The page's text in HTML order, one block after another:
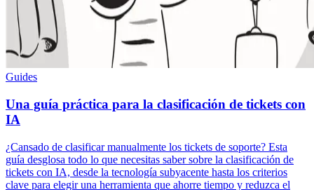
Guides
Una guía práctica para la clasificación de tickets con
IA
¿Cansado de clasificar manualmente los tickets de soporte? Esta
guía desglosa todo lo que necesitas saber sobre la clasificación de
tickets con IA, desde la tecnología subyacente hasta los criterios
clave para elegir una herramienta que ahorre tiempo y reduzca el